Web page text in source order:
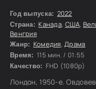
Год выпуска: 2022
Страна: Канада, США,
Венгрия
Жанр: Комедия,Драма
Время: 115 мин. / 01:55
Качество: FHD (1080p)
Лондон, 1950-е.